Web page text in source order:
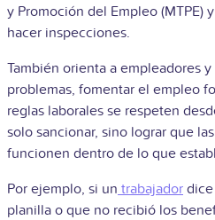
y Promoción del Empleo (MTPE)
hacer inspecciones.
También orienta a empleadores
problemas, fomentar el empleo
reglas laborales se respeten
solo sancionar, sino lograr que
funcionen dentro de lo que
Por ejemplo, si un trabajador
planilla o que no recibió los